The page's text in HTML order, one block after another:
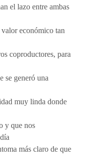
el lazo entre ambas
económico tan
coproductores, para
se generó una
muy linda donde
y que nos
más claro de que